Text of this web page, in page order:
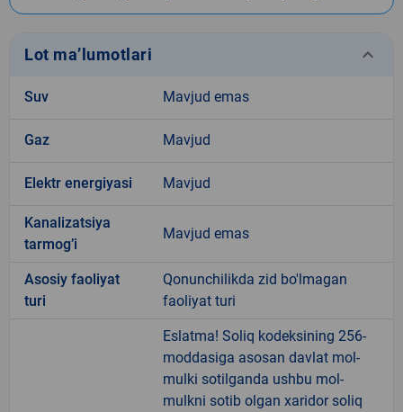
Lot ma’lumotlari keyboard_arrow_down
Suv Mavjud emas
Gaz Mavjud
Elektr energiyasi Mavjud
Kanalizatsiya
tarmogʼi
Mavjud emas
Аsosiy faoliyat
turi
Qonunchilikda zid bo'lmagan
faoliyat turi
Eslatma! Soliq kodeksining 256-
moddasiga asosan davlat mol-
mulki sotilganda ushbu mol-
mulkni sotib olgan xaridor soliq